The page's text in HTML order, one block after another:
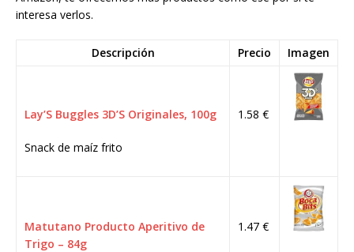
interesa verlos.
Descripción Precio Imagen
Lay’S Buggles 3D’S Originales, 100g
Snack de maíz frito
1.58 €
Matutano Producto Aperitivo de
Trigo – 84g
1.47 €